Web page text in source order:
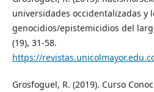
universidades occidentalizadas y
genocidios/epistemicidios del
(19), 31-58.
https://
Grosfoguel, R. (2019). Curso